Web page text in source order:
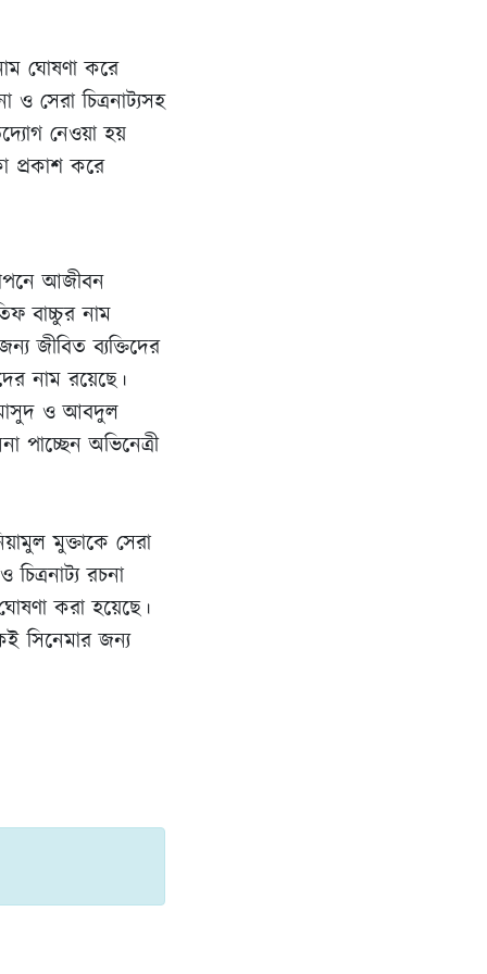
ঘোষণা করে
সেরা চিত্রনাট্যসহ
নেওয়া হয়
প্রকাশ করে
আজীবন
বাচ্চুর নাম
জীবিত ব্যক্তিদের
নাম রয়েছে।
মাসুদ ও আবদুল
পাচ্ছেন অভিনেত্রী
মুক্তাকে সেরা
রচনা
করা হয়েছে।
সিনেমার জন্য